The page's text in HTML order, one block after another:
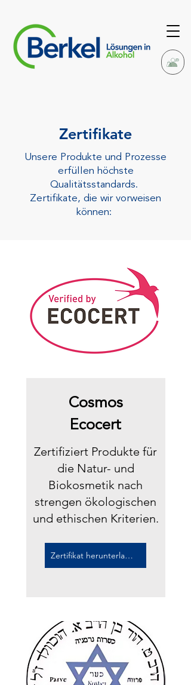
Zertifikate
Unsere Produkte und Prozesse
erfüllen höchste
Qualitätsstandards.
Zertifikate, die wir vorweisen
können:
Cosmos
Ecocert
Zertifiziert Produkte für
die Natur- und
Biokosmetik nach
strengen ökologischen
und ethischen Kriterien.
Zertifikat herunterladen